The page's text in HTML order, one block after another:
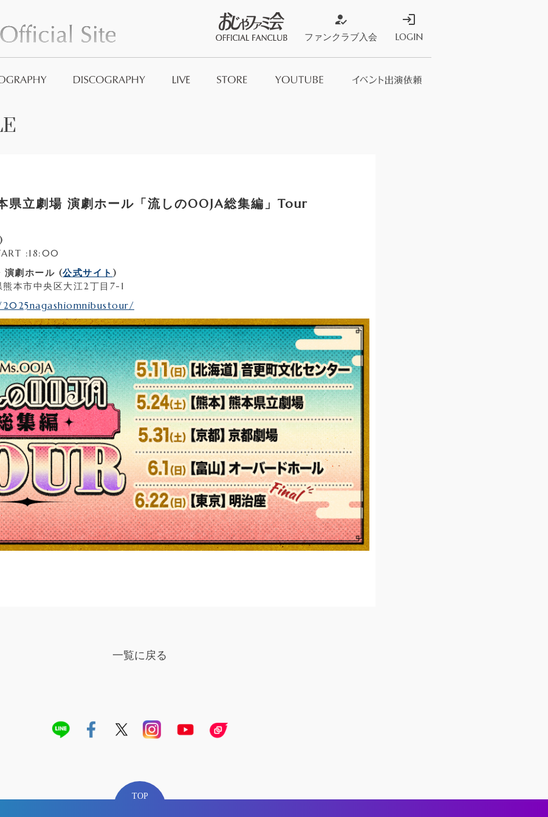
how_to_reg
ファンクラブ入会
login
LOGIN
県立劇場 演劇ホール「流しのOOJA総集編」Tour
:18:00
演劇ホール (公式サイト )
本市中央区大江2丁目7-1
一覧に戻る
TOP